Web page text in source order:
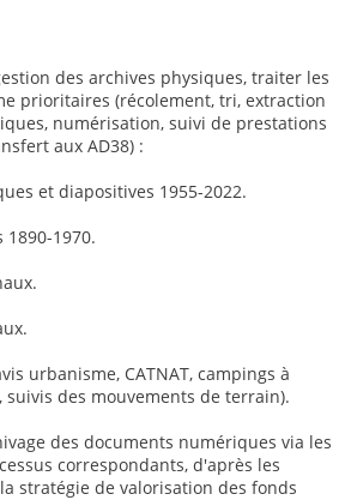
des archives physiques, traiter les
prioritaires (récolement, tri, extraction
numérisation, suivi de prestations
aux AD38) :
et diapositives 1955-2022.
1970.
urbanisme, CATNAT, campings à
suivis des mouvements de terrain).
des documents numériques via les
correspondants, d'après les
stratégie de valorisation des fonds